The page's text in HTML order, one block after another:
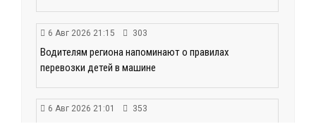
6 Авг 2026 21:15 303
Водителям региона напоминают о правилах
перевозки детей в машине
6 Авг 2026 21:01 353